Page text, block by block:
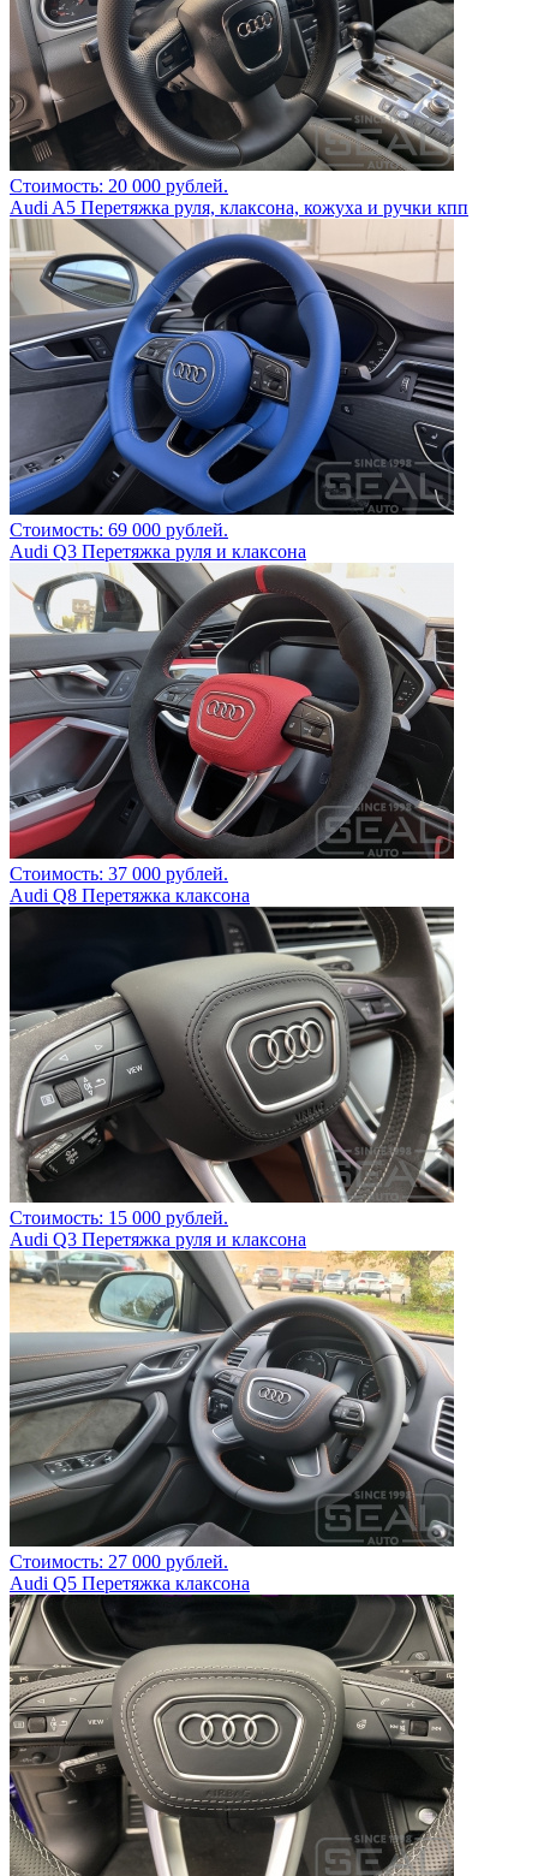
Стоимость: 20 000 рублей.
Audi A5 Перетяжка руля, клаксона, кожуха и ручки кпп
Стоимость: 69 000 рублей.
Audi Q3 Перетяжка руля и клаксона
Стоимость: 37 000 рублей.
Audi Q8 Перетяжка клаксона
Стоимость: 15 000 рублей.
Audi Q3 Перетяжка руля и клаксона
Стоимость: 27 000 рублей.
Audi Q5 Перетяжка клаксона